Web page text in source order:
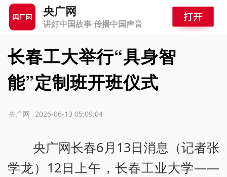
央广网
讲好中国故事 传播中国声音
长春工大举行“具身智
能”定制班开班仪式
2026-06-13 05:09:04
央广网
央广网长春6月13日消息（记者张
学龙）12日上午，长春工业大学——